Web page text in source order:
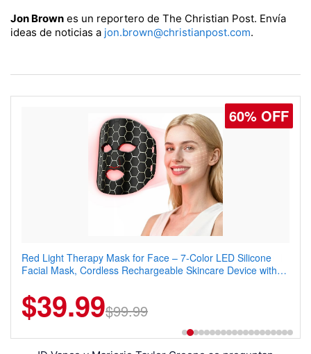
Jon Brown es un reportero de The Christian Post. Envía
ideas de noticias a jon.brown@christianpost.com.
60% OFF
Red Light Therapy Mask for Face – 7-Color LED Silicone
Facial Mask, Cordless Rechargeable Skincare Device with
$39.99$99.99
77% OFF
Men's Slim Fit Polo Shirt – Quick Dry Moisture Wicking, High
Elasticity, Athletic Fit Polo for Golf, Tennis, Work & Casual
$6.99$29.99